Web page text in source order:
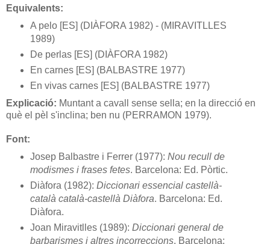
Equivalents:
A pelo [ES] (DIÀFORA 1982) - (MIRAVITLLES
1989)
De perlas [ES] (DIÀFORA 1982)
En carnes [ES] (BALBASTRE 1977)
En vivas carnes [ES] (BALBASTRE 1977)
Explicació: Muntant a cavall sense sella; en la direcció en
què el pèl s'inclina; ben nu (PERRAMON 1979).
Font:
Josep Balbastre i Ferrer (1977): Nou recull de
modismes i frases fetes. Barcelona: Ed. Pòrtic.
Diàfora (1982): Diccionari essencial castellà-
català català-castellà Diàfora. Barcelona: Ed.
Diàfora.
Joan Miravitlles (1989): Diccionari general de
barbarismes i altres incorreccions. Barcelona: